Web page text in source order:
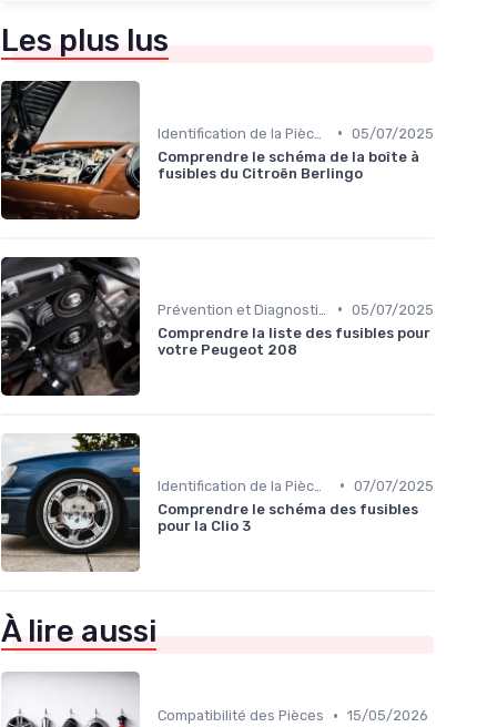
Les plus lus
• 05/07/2025
Comprendre le schéma de la boîte à
fusibles du Citroën Berlingo
• 05/07/2025
Comprendre la liste des fusibles pour
votre Peugeot 208
• 07/07/2025
Comprendre le schéma des fusibles
pour la Clio 3
À lire aussi
Compatibilité des Pièces • 15/05/2026